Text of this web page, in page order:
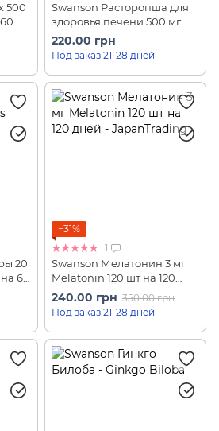
500
шт
Swanson Расторопша для
здоровья печени 500 мг
Milk Thistle 100 шт на 50
дней
220.00 грн
Под заказ 21-28 дней
20
60
−31%
1
Swanson Мелатонин 3 мг
Melatonin 120 шт на 120
дней
240.00 грн 350.00 грн
Под заказ 21-28 дней